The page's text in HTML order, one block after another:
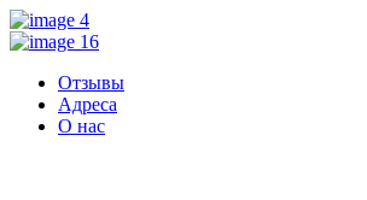
Перейти
к
Отзывы
Адреса
О нас